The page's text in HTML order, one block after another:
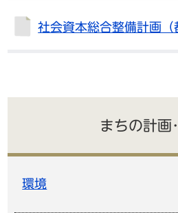
社会資本総合整備計画（
まちの計画
環境